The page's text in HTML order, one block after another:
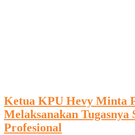
Ketua KPU Hevy Minta
Melaksanakan Tugasnya
Profesional